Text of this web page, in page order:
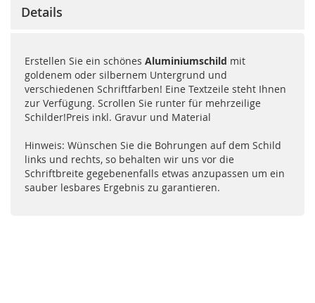
Details
Erstellen Sie ein schönes Aluminiumschild mit
goldenem oder silbernem Untergrund und
verschiedenen Schriftfarben! Eine Textzeile steht Ihnen
zur Verfügung. Scrollen Sie runter für mehrzeilige
Schilder!Preis inkl. Gravur und Material
Hinweis: Wünschen Sie die Bohrungen auf dem Schild
links und rechts, so behalten wir uns vor die
Schriftbreite gegebenenfalls etwas anzupassen um ein
sauber lesbares Ergebnis zu garantieren.